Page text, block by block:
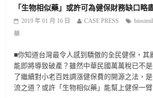
「生物相似藥」或許可為健保財務缺口略
2019 年 01 月 16 日 CASE PRESS
藥
■你知道台灣最令人感到驕傲的全民健保，其
能即將導致破產？雖然中華民國萬萬稅已不
了繼續對小老百姓調漲健保費的開源之法，
流之道？或許「生物相似藥」能幫上健保一臂